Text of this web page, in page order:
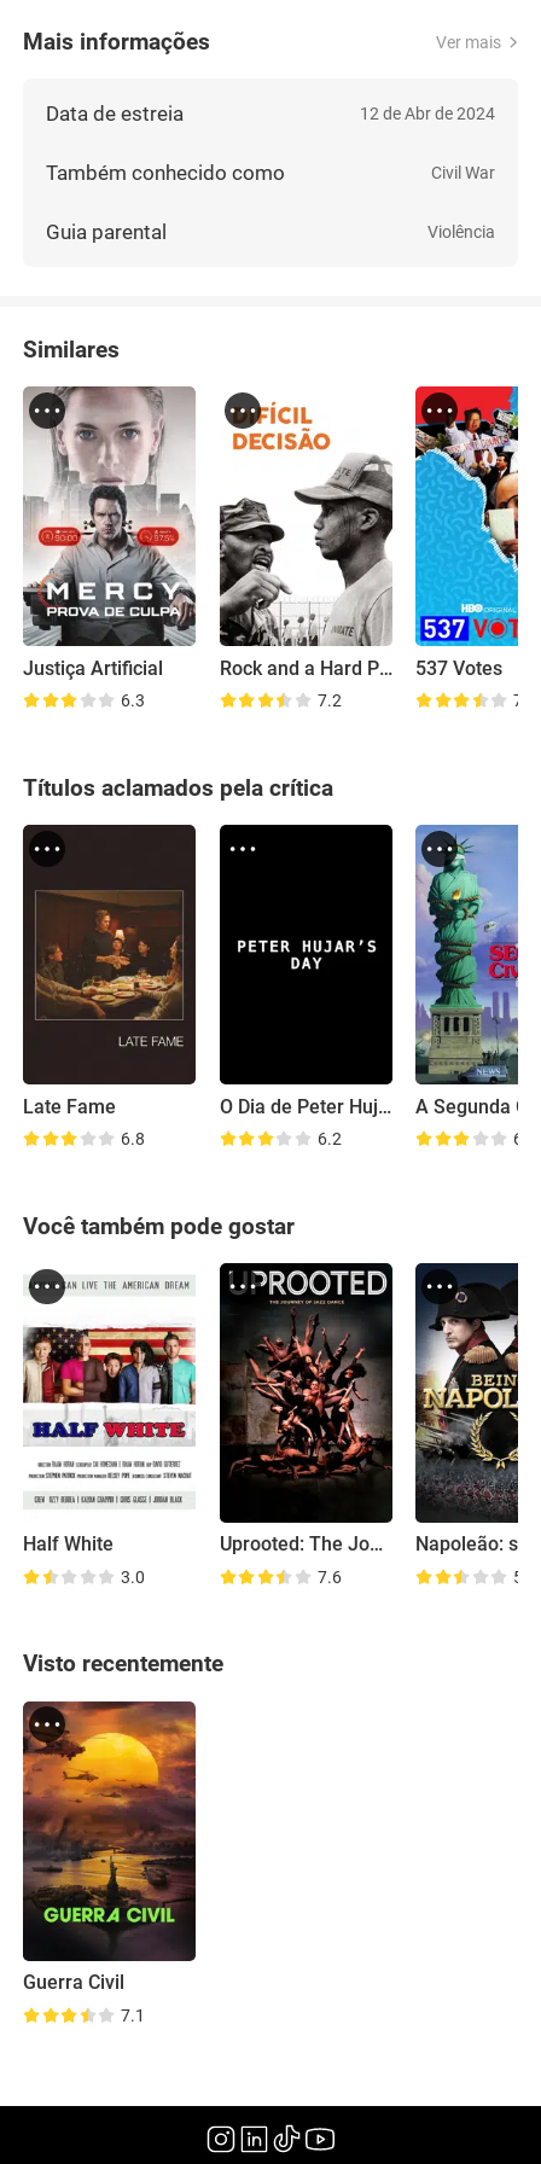
Mais informações Ver mais
Data de estreia 12 de Abr de 2024
Também conhecido como Civil War
Guia parental Violência
Similares
Justiça Artificial
6.3
Rock and a Hard Place
7.2
537 Votes
7.2
Títulos aclamados pela crítica
Late Fame
6.8
O Dia de Peter Hujar
6.2 6.6
Você também pode gostar
Half White
3.0
Uprooted: The Journey of Jazz Dance
7.6 5.4
Visto recentemente
Guerra Civil
7.1
(2024)